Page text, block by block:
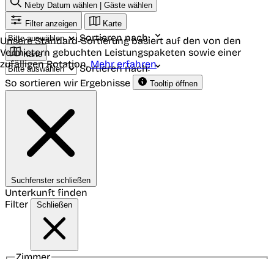
Nieby Datum wählen | Gäste wählen
Filter anzeigen
Karte
Sortieren nach:
Karte
Sortieren nach:
So sortieren wir Ergebnisse
Tooltip öffnen
Unsere Standard-Sortierung basiert auf den von den
Vermietern gebuchten Leistungspaketen sowie einer
zufälligen Rotation.Mehr erfahren
Suchfenster schließen
Unterkunft finden
Filter
Schließen